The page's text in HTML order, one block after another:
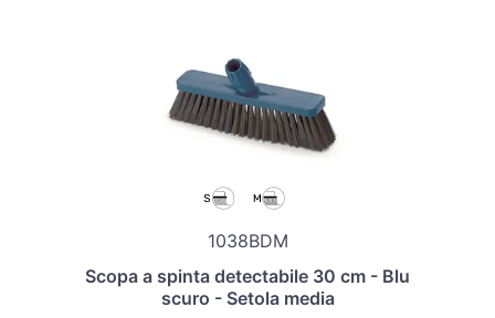
1038BDM
Scopa a spinta detectabile 30 cm - Blu
scuro - Setola media